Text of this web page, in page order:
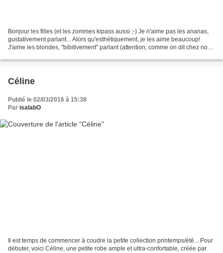
Bonjour les filles (et les zommes kipass aussi ;-) Je n'aime pas les ananas,
gustativement parlant... Alors qu'esthétiquement, je les aime beaucoup!
J'aime les blondes, "bibitivement" parlant (attention, comme on dit chez nous
Céline
Publié le 02/03/2016 à 15:38
Par isalabO
Il est temps de commencer à coudre la petite collection printemps/été... Pour
débuter, voici Céline, une petite robe ample et ultra-confortable, créée par